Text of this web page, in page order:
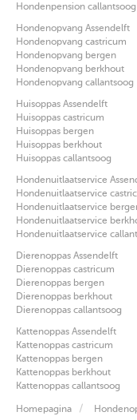
Hondenpension callantsoog
Hondenopvang Assendelft
Hondenopvang castricum
Hondenopvang bergen
Hondenopvang berkhout
Hondenopvang callantsoog
Huisoppas Assendelft
Huisoppas castricum
Huisoppas bergen
Huisoppas berkhout
Huisoppas callantsoog
Hondenuitlaatservice
Hondenuitlaatservice
Hondenuitlaatservice
Hondenuitlaatservice
Hondenuitlaatservice
Dierenoppas Assendelft
Dierenoppas castricum
Dierenoppas bergen
Dierenoppas berkhout
Dierenoppas callantsoog
Kattenoppas Assendelft
Kattenoppas castricum
Kattenoppas bergen
Kattenoppas berkhout
Kattenoppas callantsoog
Homepagina